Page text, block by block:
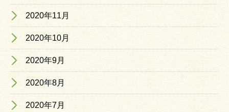
2020年11月
2020年10月
2020年9月
2020年8月
2020年7月